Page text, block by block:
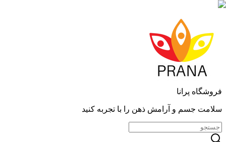
فروشگاه پرانا
سلامت جسم و آرامش ذهن را با تجربه کنید